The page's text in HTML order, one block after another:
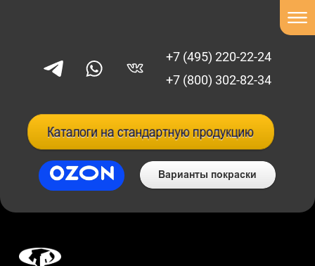
+7 (495) 220-22-24
+7 (800) 302-82-34